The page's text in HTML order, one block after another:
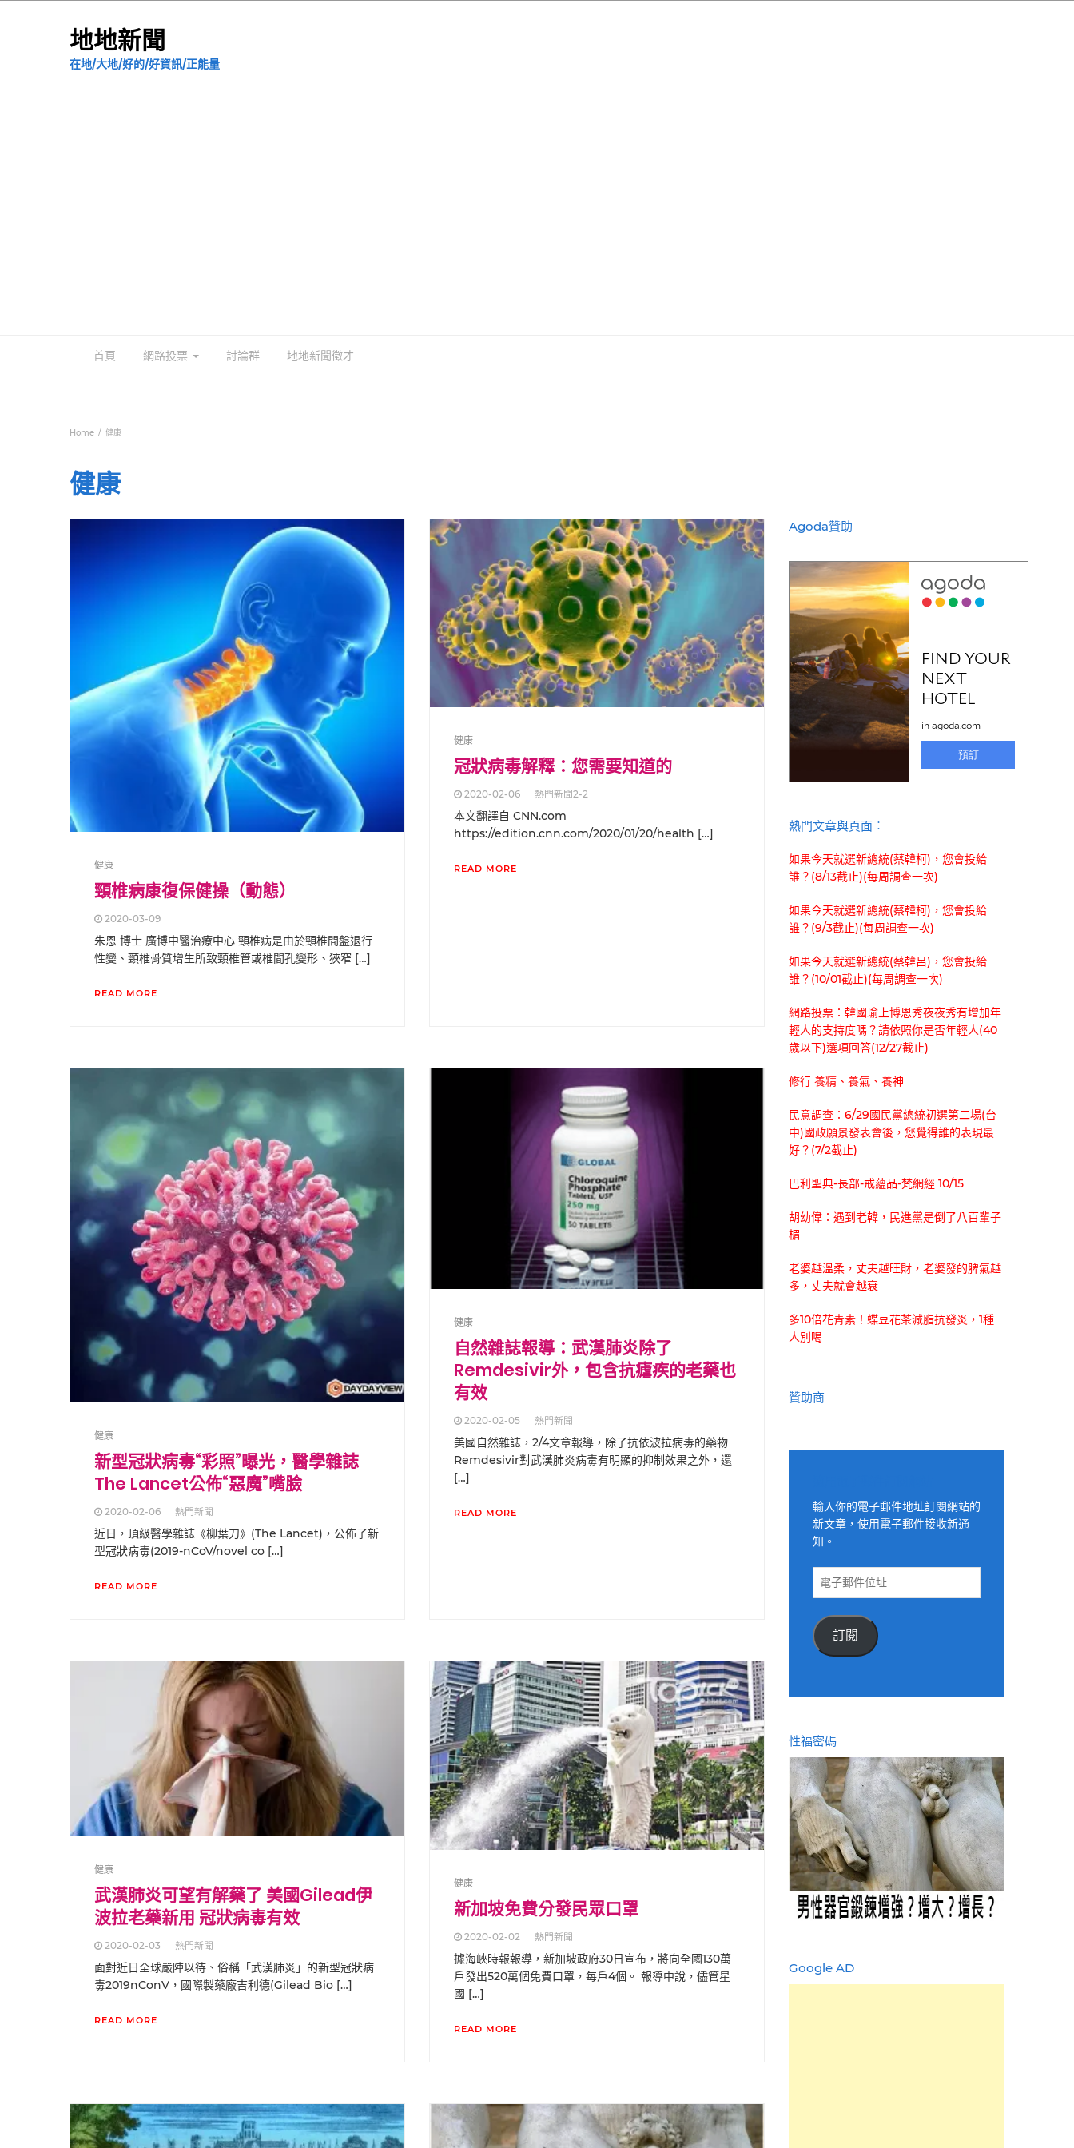
地地新聞
在地/大地/好的/好資訊/正能量
首頁 網路投票 討論群 地地新聞徵才
Home 健康
健康
健康
頸椎病康復保健操（動態）
2020-03-09
朱恩 博士 廣博中醫治療中心 頸椎病是由於頸椎間盤退行
性變、頸椎骨質增生所致頸椎管或椎間孔變形、狹窄 […]
READ MORE
健康
冠狀病毒解釋：您需要知道的
2020-02-06 熱門新聞2-2
本文翻譯自 CNN.com
https://edition.cnn.com/2020/01/20/health […]
READ MORE
健康
新型冠狀病毒“彩照”曝光，醫學雜誌
The Lancet公佈“惡魔”嘴臉
2020-02-06 熱門新聞
近日，頂級醫學雜誌《柳葉刀》(The Lancet)，公佈了新
型冠狀病毒(2019-nCoV/novel co […]
READ MORE
健康
自然雜誌報導：武漢肺炎除了
Remdesivir外，包含抗瘧疾的老藥也
有效
2020-02-05 熱門新聞
美國自然雜誌，2/4文章報導，除了抗依波拉病毒的藥物
Remdesivir對武漢肺炎病毒有明顯的抑制效果之外，還
[…]
READ MORE
健康
武漢肺炎可望有解藥了 美國Gilead伊
波拉老藥新用 冠狀病毒有效
2020-02-03 熱門新聞
面對近日全球嚴陣以待、俗稱「武漢肺炎」的新型冠狀病
毒2019nConV，國際製藥廠吉利德(Gilead Bio […]
READ MORE
健康
新加坡免費分發民眾口罩
2020-02-02 熱門新聞
據海峽時報報導，新加坡政府30日宣布，將向全國130萬
戶發出520萬個免費口罩，每戶4個。 報導中說，儘管星
國 […]
READ MORE
Agoda贊助
熱門文章與頁面︰
如果今天就選新總統(蔡韓柯)，您會投給
誰？(8/13截止)(每周調查一次)
如果今天就選新總統(蔡韓柯)，您會投給
誰？(9/3截止)(每周調查一次)
如果今天就選新總統(蔡韓呂)，您會投給
誰？(10/01截止)(每周調查一次)
網路投票：韓國瑜上博恩秀夜夜秀有增加年
輕人的支持度嗎？請依照你是否年輕人(40
歲以下)選項回答(12/27截止)
修行 養精、養氣、養神
民意調查：6/29國民黨總統初選第二場(台
中)國政願景發表會後，您覺得誰的表現最
好？(7/2截止)
巴利聖典-長部-戒蘊品-梵網經 10/15
胡幼偉：遇到老韓，民進黨是倒了八百輩子
楣
老婆越溫柔，丈夫越旺財，老婆發的脾氣越
多，丈夫就會越衰
多10倍花青素！蝶豆花茶減脂抗發炎，1種
人別喝
贊助商
輸入你的電子郵件地址訂閱網站的
新文章，使用電子郵件接收新通
知。
電
件
位
訂閱
性福密碼
Google AD